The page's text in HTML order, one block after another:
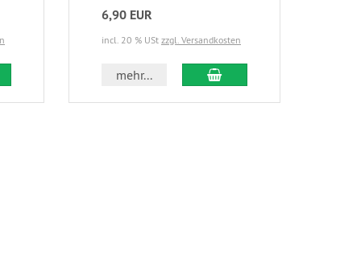
Warenkorb
6,90 EUR
incl. 20 % USt zzgl. Versandkosten
mehr... In den Warenkorb